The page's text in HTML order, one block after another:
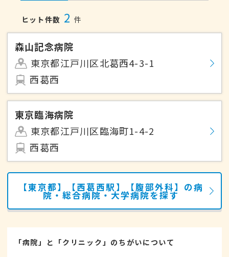
ヒット件数 2 件
森山記念病院
東京都江戸川区北葛西4-3-1
西葛西
東京臨海病院
東京都江戸川区臨海町1-4-2
西葛西
【東京都】【西葛西駅】【腹部外科】の病
院・総合病院・大学病院を探す
「病院」と「クリニック」のちがいについて